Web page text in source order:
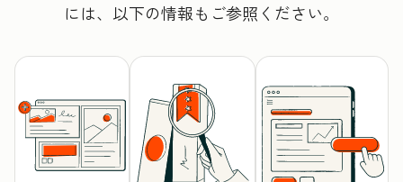
には、以下の情報もご参照ください。